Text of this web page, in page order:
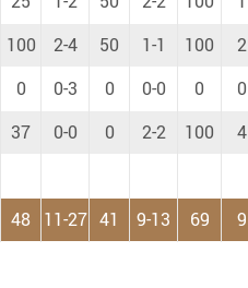
100 2-4 50 1-1 100 2
0 0-3 0 0-0 0 0
37 0-0 0 2-2 100 4
48 11-27 41 9-13 69 9